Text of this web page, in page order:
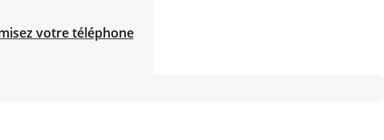
votre téléphone